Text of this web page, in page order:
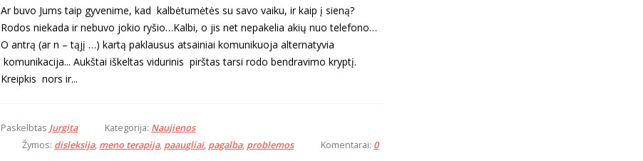
Ar buvo Jums taip gyvenime, kad kalbėtumėtės su savo vaiku, ir kaip į sieną?
Rodos niekada ir nebuvo jokio ryšio…Kalbi, o jis net nepakelia akių nuo telefono…
O antrą (ar n – tąjį …) kartą paklausus atsainiai komunikuoja alternatyvia
komunikacija... Aukštai iškeltas vidurinis pirštas tarsi rodo bendravimo kryptį.
Kreipkis nors ir...
Paskelbtas Jurgita Kategorija: Naujienos
Žymos: disleksija, meno terapija, paaugliai, pagalba, problemos Komentarai: 0